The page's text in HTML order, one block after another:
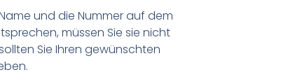
und die Nummer auf dem
müssen Sie sie nicht
Sie Ihren gewünschten